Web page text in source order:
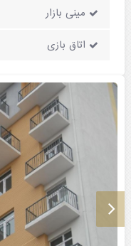
مینی بازار
اتاق بازی